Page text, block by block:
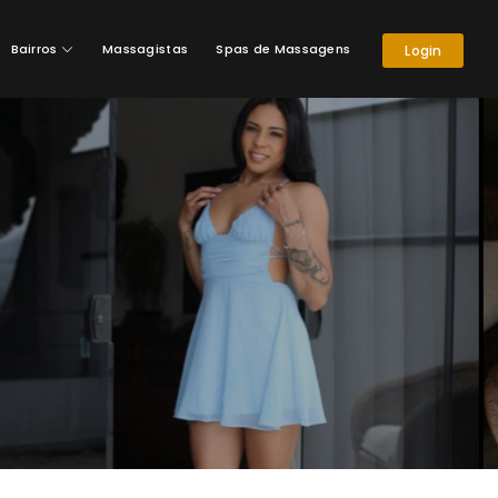
Bairros Massagistas Spas de Massagens Login